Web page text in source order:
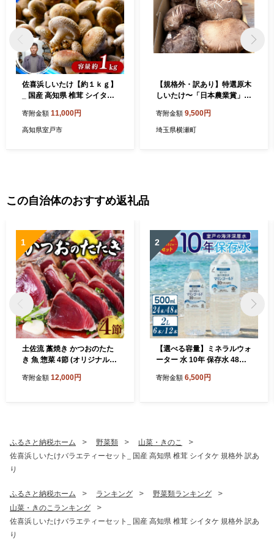
佐喜浜しいたけ【約１ｋｇ】
_ 国産 高知県 椎茸 シイタケ
寄附金額 11,000円
高知県室戸市
【規格外・訳あり】特選原木
しいたけ〜「日本農業賞」大
町 しいたけ 椎茸 シイタケ 原
木しいたけ】
寄附金額 9,500円
埼玉県横瀬町
この自治体のおすすめ返礼品
1
土佐流 藁焼き かつおのたた
き 魚 惣菜 4節 (オリジナルた
の塩付き) 詰め合わせ 魚介類
寄附金額 12,000円
2
【選べる容量】ミネラルウォ
ーター 水 10年 保存水 48本
×2L 軟水 室戸海洋深層水10
寄附金額 6,500円
ふるさと納税ホーム 野菜類
山菜・きのこ
佐喜浜しいたけバラエティーセット_ 国産 高知県 椎茸 シイタケ 規格外 訳あ
り
ふるさと納税ホーム ランキング
野菜類ランキング
山菜・きのこランキング
佐喜浜しいたけバラエティーセット_ 国産 高知県 椎茸 シイタケ 規格外 訳あ
り